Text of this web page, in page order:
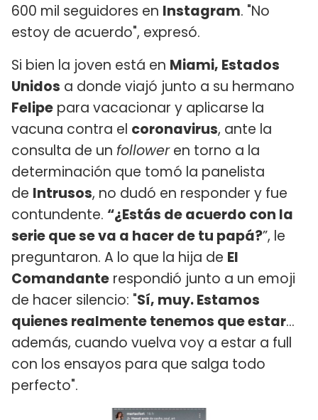
600 mil seguidores en Instagram. "No
estoy de acuerdo", expresó.
Si bien la joven está en Miami, Estados
Unidos a donde viajó junto a su hermano
Felipe para vacacionar y aplicarse la
vacuna contra el coronavirus, ante la
consulta de un followeren torno a la
determinación que tomó la panelista
de Intrusos, no dudó en responder y fue
contundente. “¿Estás de acuerdo con la
serie que se va a hacer de tu papá?”, le
preguntaron. A lo que la hija de El
Comandante respondió junto a un emoji
de hacer silencio: "Sí, muy. Estamos
quienes realmente tenemos que estar...
además, cuando vuelva voy a estar a full
con los ensayos para que salga todo
perfecto".